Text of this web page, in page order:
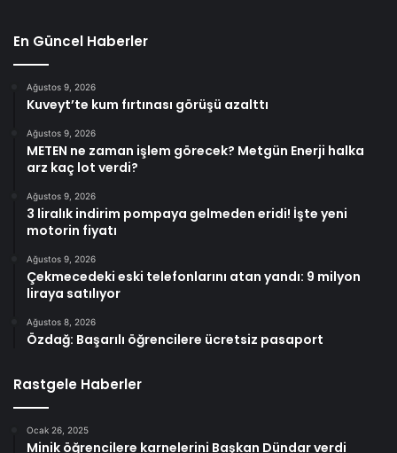
En Güncel Haberler
Ağustos 9, 2026
Kuveyt’te kum fırtınası görüşü azalttı
Ağustos 9, 2026
METEN ne zaman işlem görecek? Metgün Enerji halka
arz kaç lot verdi?
Ağustos 9, 2026
3 liralık indirim pompaya gelmeden eridi! İşte yeni
motorin fiyatı
Ağustos 9, 2026
Çekmecedeki eski telefonlarını atan yandı: 9 milyon
liraya satılıyor
Ağustos 8, 2026
Özdağ: Başarılı öğrencilere ücretsiz pasaport
Rastgele Haberler
Ocak 26, 2025
Minik öğrencilere karnelerini Başkan Dündar verdi